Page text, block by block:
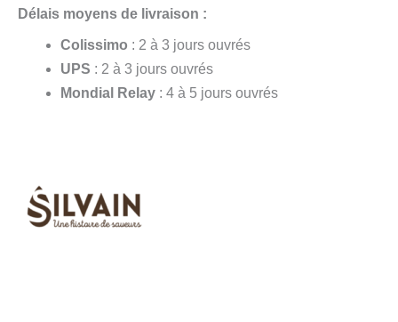
Délais moyens de livraison :
Colissimo : 2 à 3 jours ouvrés
UPS : 2 à 3 jours ouvrés
Mondial Relay : 4 à 5 jours ouvrés